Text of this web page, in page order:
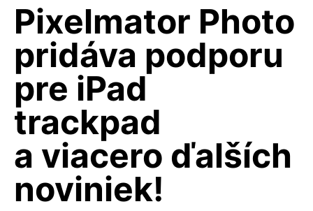
Pixelmator Photo
pridáva podporu
pre iPad
trackpad
a viacero ďalších
noviniek!